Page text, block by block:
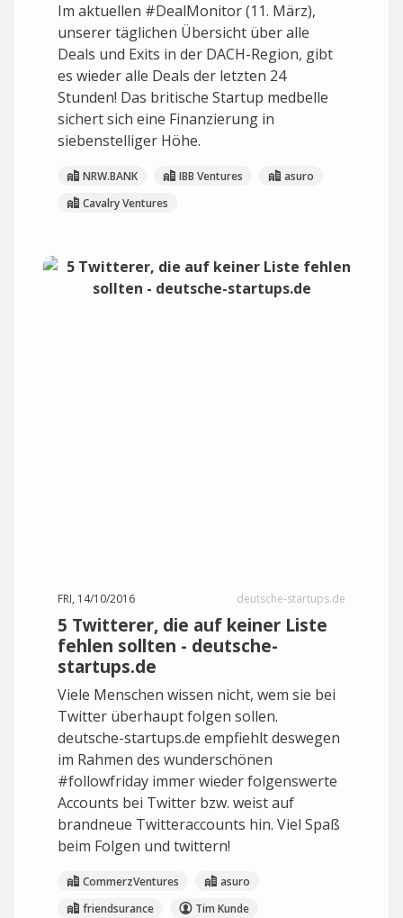
Im aktuellen #DealMonitor (11. März),
unserer täglichen Übersicht über alle
Deals und Exits in der DACH-Region, gibt
es wieder alle Deals der letzten 24
Stunden! Das britische Startup medbelle
sichert sich eine Finanzierung in
siebenstelliger Höhe.
NRW.BANK IBB Ventures
asuro
Cavalry Ventures
FRI, 14/10/2016 deutsche-startups.de
5 Twitterer, die auf keiner Liste
fehlen sollten - deutsche-
startups.de
Viele Menschen wissen nicht, wem sie bei
Twitter überhaupt folgen sollen.
deutsche-startups.de empfiehlt deswegen
im Rahmen des wunderschönen
#followfriday immer wieder folgenswerte
Accounts bei Twitter bzw. weist auf
brandneue Twitteraccounts hin. Viel Spaß
beim Folgen und twittern!
CommerzVentures
asuro
friendsurance
Tim Kunde